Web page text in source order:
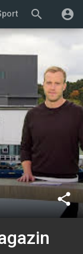
search account_circle
share